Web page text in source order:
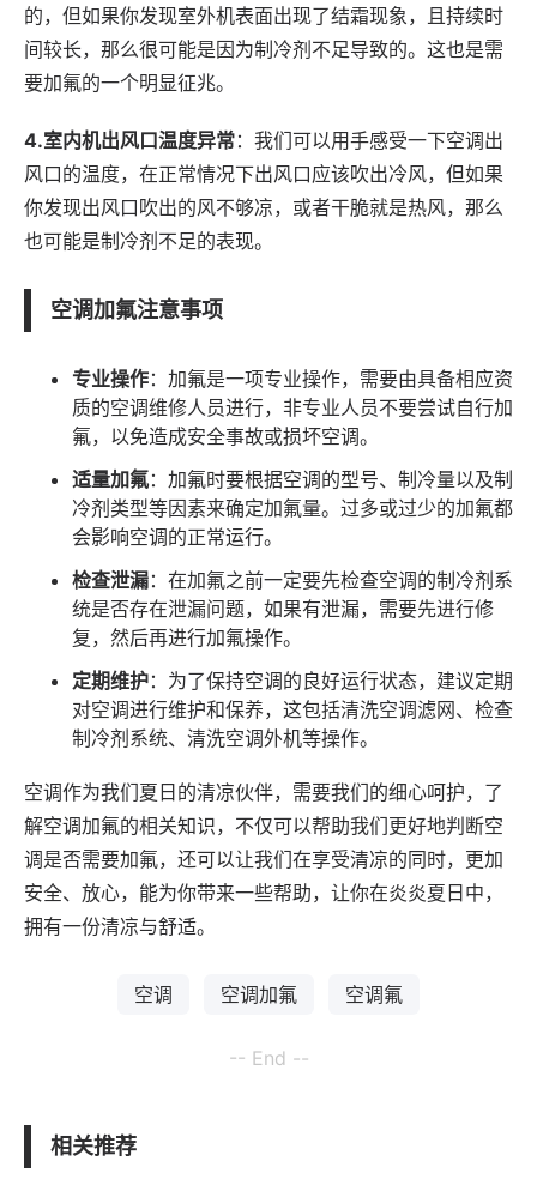
的，但如果你发现室外机表面出现了结霜现象，且持续时
间较长，那么很可能是因为制冷剂不足导致的。这也是需
要加氟的一个明显征兆。
4.室内机出风口温度异常：我们可以用手感受一下空调出
风口的温度，在正常情况下出风口应该吹出冷风，但如果
你发现出风口吹出的风不够凉，或者干脆就是热风，那么
也可能是制冷剂不足的表现。
空调加氟注意事项
专业操作：加氟是一项专业操作，需要由具备相应资
质的空调维修人员进行，非专业人员不要尝试自行加
氟，以免造成安全事故或损坏空调。
适量加氟：加氟时要根据空调的型号、制冷量以及制
冷剂类型等因素来确定加氟量。过多或过少的加氟都
会影响空调的正常运行。
检查泄漏：在加氟之前一定要先检查空调的制冷剂系
统是否存在泄漏问题，如果有泄漏，需要先进行修
复，然后再进行加氟操作。
定期维护：为了保持空调的良好运行状态，建议定期
对空调进行维护和保养，这包括清洗空调滤网、检查
制冷剂系统、清洗空调外机等操作。
空调作为我们夏日的清凉伙伴，需要我们的细心呵护，了
解空调加氟的相关知识，不仅可以帮助我们更好地判断空
调是否需要加氟，还可以让我们在享受清凉的同时，更加
安全、放心，能为你带来一些帮助，让你在炎炎夏日中，
拥有一份清凉与舒适。
空调 空调加氟 空调氟
-- End --
相关推荐